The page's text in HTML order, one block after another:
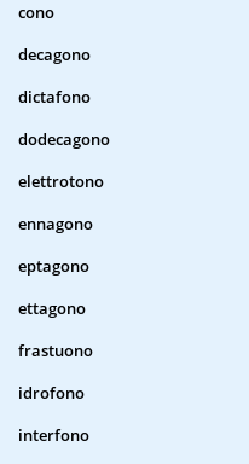
cono
decagono
dictafono
dodecagono
elettrotono
ennagono
eptagono
ettagono
frastuono
idrofono
interfono